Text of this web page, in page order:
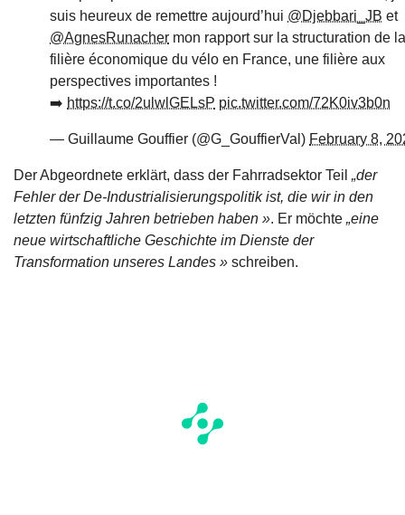
suis heureux de remettre aujourd’hui @Djebbari_JB et
@AgnesRunacher mon rapport sur la structuration de la
filière économique du vélo en France, une filière aux
perspectives importantes !
➡️ https://t.co/2ulwlGELsP pic.twitter.com/72K0iv3b0n
— Guillaume Gouffier (@G_GouffierVal) February 8,
Der Abgeordnete erklärt, dass der Fahrradsektor Teil „der
Fehler der De-Industrialisierungspolitik ist, die wir in den
letzten fünfzig Jahren betrieben haben ». Er möchte „eine
neue wirtschaftliche Geschichte im Dienste der
Transformation unseres Landes » schreiben.